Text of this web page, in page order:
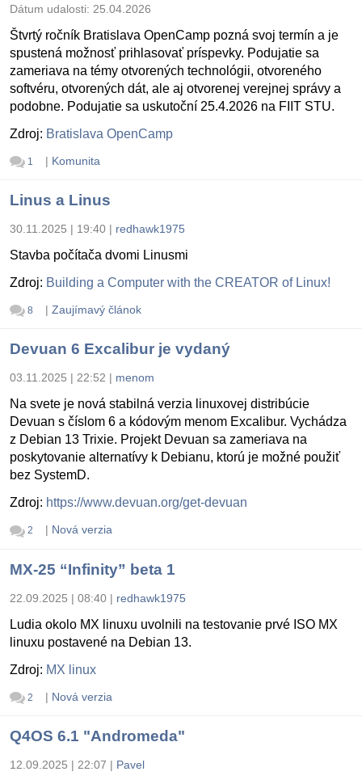
Dátum udalosti: 25.04.2026
Štvrtý ročník Bratislava OpenCamp pozná svoj termín a je
spustená možnosť prihlasovať príspevky. Podujatie sa
zameriava na témy otvorených technológii, otvoreného
softvéru, otvorených dát, ale aj otvorenej verejnej správy a
podobne. Podujatie sa uskutoční 25.4.2026 na FIIT STU.
Zdroj: Bratislava OpenCamp
1 | Komunita
Linus a Linus
30.11.2025 | 19:40 | redhawk1975
Stavba počítača dvomi Linusmi
Zdroj: Building a Computer with the CREATOR of Linux!
8 | Zaujímavý článok
Devuan 6 Excalibur je vydaný
03.11.2025 | 22:52 | menom
Na svete je nová stabilná verzia linuxovej distribúcie
Devuan s číslom 6 a kódovým menom Excalibur. Vychádza
z Debian 13 Trixie. Projekt Devuan sa zameriava na
poskytovanie alternatívy k Debianu, ktorú je možné použiť
bez SystemD.
Zdroj: https://www.devuan.org/get-devuan
2 | Nová verzia
MX-25 “Infinity” beta 1
22.09.2025 | 08:40 | redhawk1975
Ludia okolo MX linuxu uvolnili na testovanie prvé ISO MX
linuxu postavené na Debian 13.
Zdroj: MX linux
2 | Nová verzia
Q4OS 6.1 "Andromeda"
12.09.2025 | 22:07 | Pavel